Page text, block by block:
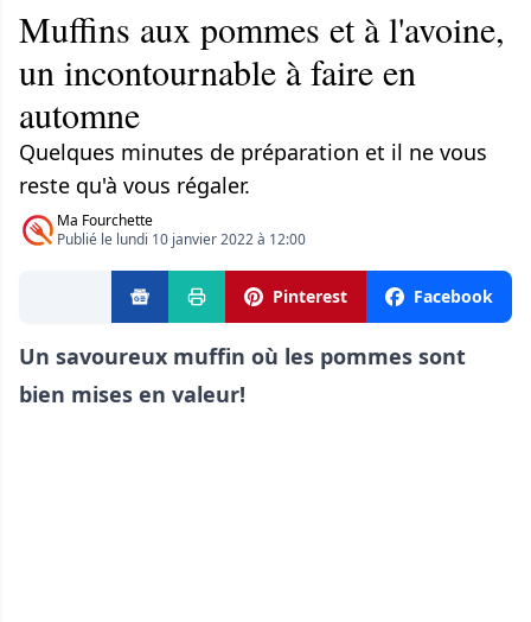
Muffins aux pommes et à l'avoine,
un incontournable à faire en
automne
Quelques minutes de préparation et il ne vous
reste qu'à vous régaler.
Ma Fourchette
Publié le lundi 10 janvier 2022 à 12:00
Pinterest Facebook
Un savoureux muffin où les pommes sont
bien mises en valeur!